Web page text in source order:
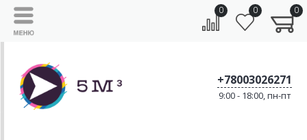
0 0 0
+78003026271
9:00 - 18:00, пн-пт